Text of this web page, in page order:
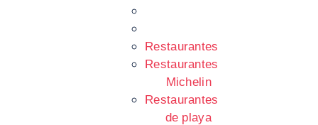
Restaurantes
Restaurantes
Michelin
Restaurantes
de playa